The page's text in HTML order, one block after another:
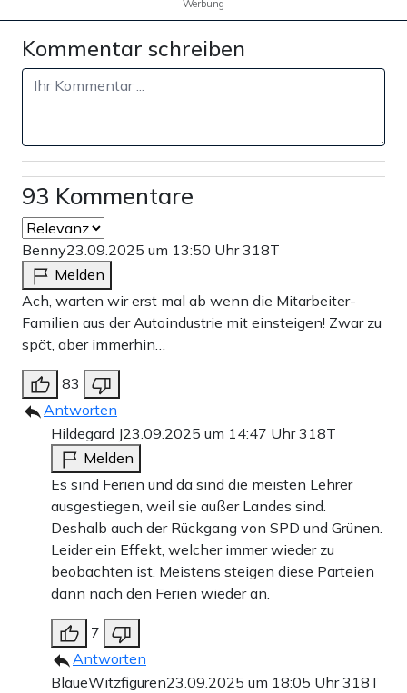
Werbung
Kommentar schreiben
93 Kommentare
Benny23.09.2025 um 13:50 Uhr318T
Melden
Ach, warten wir erst mal ab wenn die Mitarbeiter-
Familien aus der Autoindustrie mit einsteigen! Zwar zu
spät, aber immerhin…
83
Antworten
Hildegard J23.09.2025 um 14:47 Uhr318T
Melden
Es sind Ferien und da sind die meisten Lehrer
ausgestiegen, weil sie außer Landes sind.
Deshalb auch der Rückgang von SPD und Grünen.
Leider ein Effekt, welcher immer wieder zu
beobachten ist. Meistens steigen diese Parteien
dann nach den Ferien wieder an.
7
Antworten
BlaueWitzfiguren23.09.2025 um 18:05 Uhr318T